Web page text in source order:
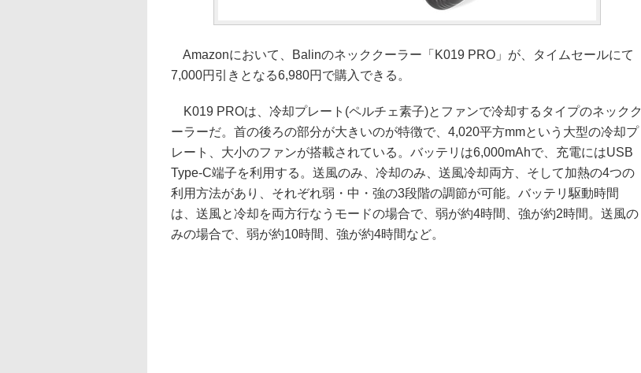
Amazonにおいて、Balinのネッククーラー「K019 PRO」が、タイムセールにて
7,000円引きとなる6,980円で購入できる。
K019 PROは、冷却プレート(ペルチェ素子)とファンで冷却するタイプのネックク
ーラーだ。首の後ろの部分が大きいのが特徴で、4,020平方mmという大型の冷却プ
レート、大小のファンが搭載されている。バッテリは6,000mAhで、充電にはUSB
Type-C端子を利用する。送風のみ、冷却のみ、送風冷却両方、そして加熱の4つの
利用方法があり、それぞれ弱・中・強の3段階の調節が可能。バッテリ駆動時間
は、送風と冷却を両方行なうモードの場合で、弱が約4時間、強が約2時間。送風の
みの場合で、弱が約10時間、強が約4時間など。